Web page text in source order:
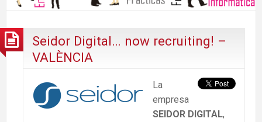
Seidor Digital… now recruiting! –
VALÈNCIA
La
empresa
SEIDOR DIGITAL,